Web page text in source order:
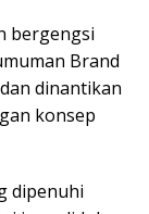
bergengsi
Brand
dinantikan
konsep
dipenuhi